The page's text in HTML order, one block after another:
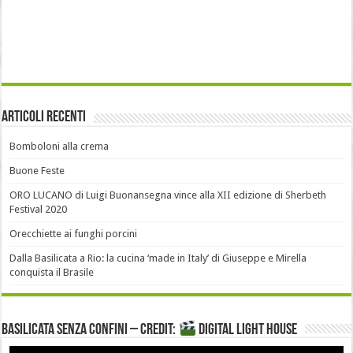
Articoli recenti
Bomboloni alla crema
Buone Feste
ORO LUCANO di Luigi Buonansegna vince alla XII edizione di Sherbeth
Festival 2020
Orecchiette ai funghi porcini
Dalla Basilicata a Rio: la cucina ‘made in Italy’ di Giuseppe e Mirella
conquista il Brasile
Basilicata senza confini – Credit: DIGITAL LIGHT HOUSE